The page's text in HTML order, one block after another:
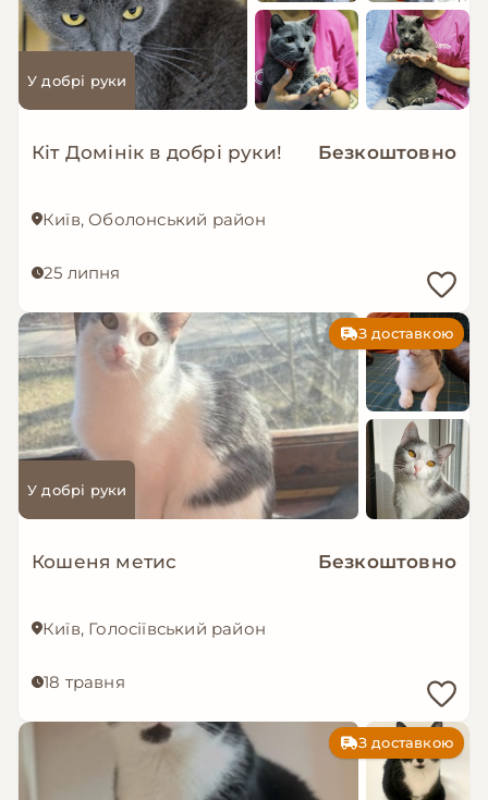
У добрі руки
Кіт Домінік в добрі руки! Безкоштовно
Київ, Оболонський район
25 липня
З доставкою
У добрі руки
Кошеня метис Безкоштовно
Київ, Голосіївський район
18 травня
З доставкою